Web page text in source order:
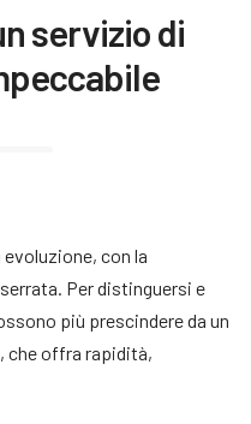
servizio di
con la
Per distinguersi e
più prescindere da un
che offra rapidità,